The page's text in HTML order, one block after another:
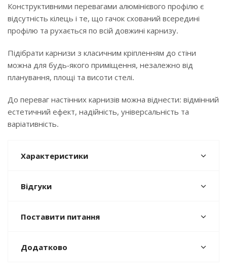
Конструктивними перевагами алюмінієвого профілю є
відсутність кілець і те, що гачок схований всередині
профілю та рухається по всій довжині карнизу.
Підібрати карнизи з класичним кріпленням до стіни
можна для будь-якого приміщення, незалежно від
планування, площі та висоти стелі.
До переваг настінних карнизів можна віднести: відмінний
естетичний ефект, надійність, універсальність та
варіативність.
Характеристики
Відгуки
Поставити питання
Додатково